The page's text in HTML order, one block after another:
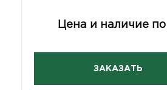
Цена и наличие по
ЗАКАЗАТЬ